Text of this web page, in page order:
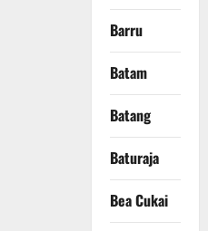
Barru
Batam
Batang
Baturaja
Bea Cukai